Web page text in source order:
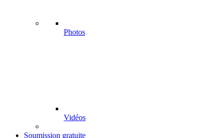
Photos
Vidéos
Soumission gratuite